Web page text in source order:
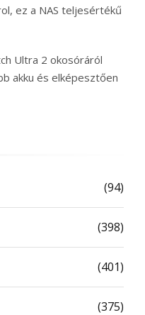
ez a NAS teljesértékű
Ultra 2 okosóráról
akku és elképesztően
(94)
(398)
(401)
(375)